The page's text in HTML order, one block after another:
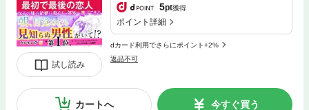
試し読み
5pt獲得
ポイント詳細
dカード利用でさらにポイント+2%
返品不可
カートへ 今すぐ買う